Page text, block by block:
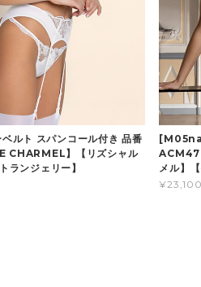
ルト スパンコール付き 品番
CHARMEL】【リズシャル
ランジェリー】
メル】
¥23,100